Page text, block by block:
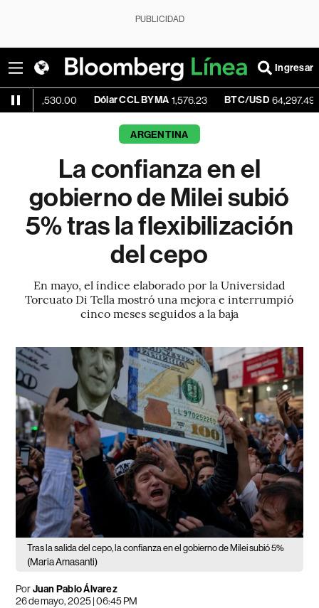
PUBLICIDAD
Ingresar
Dólar CCL BYMA 1,576.23 BTC/USD 64,297.49 -0.15%
ARGENTINA
La confianza en el
gobierno de Milei subió
5% tras la flexibilización
del cepo
En mayo, el índice elaborado por la Universidad
Torcuato Di Tella mostró una mejora e interrumpió
cinco meses seguidos a la baja
Tras la salida del cepo, la confianza en el gobierno de Milei subió 5%
(Maria Amasanti)
PorJuan Pablo Álvarez
26 de mayo, 2025 | 06:45 PM